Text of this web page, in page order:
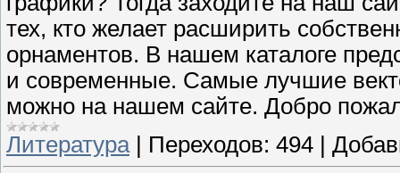
тех, кто желает расширить
орнаментов. В нашем каталоге
и современные. Самые лучшие
можно на нашем сайте. Добро
Литература| Переходов: 494